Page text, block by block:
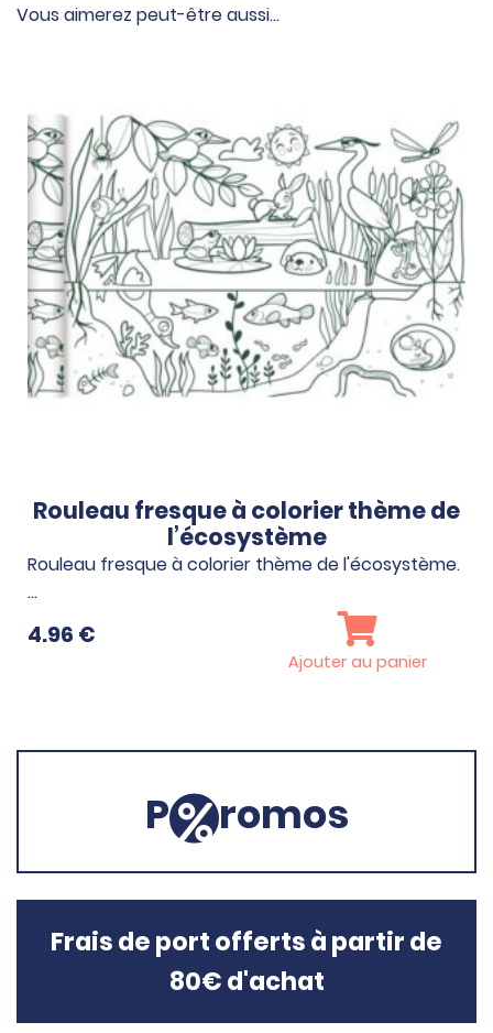
Vous aimerez peut-être aussi…
Rouleau fresque à colorier thème de
l’écosystème
Rouleau fresque à colorier thème de l'écosystème.
…
4.96 €
Ajouter au panier
P romos
Frais de port offerts à partir de
80€ d'achat